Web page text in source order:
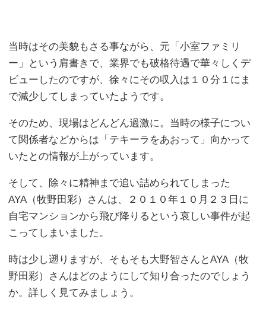
当時はその美貌もさる事ながら、元「小室ファミリ
ー」という肩書きで、業界でも破格待遇で華々しくデ
ビューしたのですが、徐々にその収入は１０分１にま
で減少してしまっていたようです。
そのため、現場はどんどん過激に。当時の様子につい
て関係者などからは「テキーラをあおって」向かって
いたとの情報が上がっています。
そして、除々に精神まで追い詰められてしまった
AYA（牧野田彩）さんは、２０１０年１０月２３日に
自宅マンションから飛び降りるという哀しい事件が起
こってしまいました。
時は少し遡りますが、そもそも大野智さんとAYA（牧
野田彩）さんはどのようにして知り合ったのでしょう
か。詳しく見てみましょう。